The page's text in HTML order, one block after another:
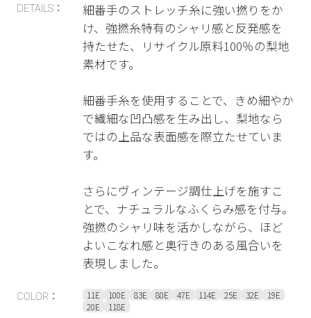
DETAILS：
細番手のストレッチ糸に強い撚りをか
け、強撚糸特有のシャリ感と反発感を
持たせた、リサイクル原料100％の梨地
素材です。
細番手糸を使用することで、きめ細やか
で繊細な凹凸感を生み出し、梨地なら
ではの上品な表面感を際立たせていま
す。
さらにヴィンテージ調仕上げを施すこ
とで、ナチュラルなふくらみ感を付与。
強撚のシャリ味を活かしながら、ほど
よいこなれ感と奥行きのある風合いを
表現しました。
COLOR： 11E 100E 83E 80E 47E 114E 25E 32E
19E
20E
118E